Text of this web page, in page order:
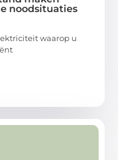
noodsituaties
waarop u